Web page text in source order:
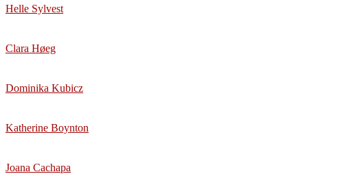
Helle Sylvest
Clara Høeg
Dominika Kubicz
Katherine Boynton
Joana Cachapa